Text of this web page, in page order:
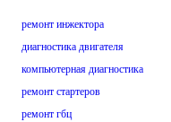
ремонт инжектора
диагностика двигателя
компьютерная диагностика
ремонт стартеров
ремонт гбц